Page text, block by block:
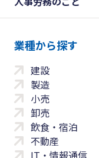
業種から探す
建設
製造
小売
卸売
飲食・宿泊
不動産
IT・情報通信